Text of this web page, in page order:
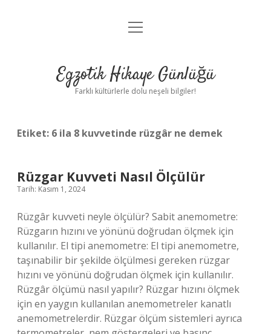
Anasayfa
Yasal Uyarı
menüyü
Egzotik Hikaye Günlüğü
Farklı kültürlerle dolu neşeli bilgiler!
Etiket: 6 ila 8 kuvvetinde rüzgâr ne demek
Rüzgar Kuvveti Nasıl Ölçülür
Tarih: Kasım 1, 2024
Rüzgâr kuvveti neyle ölçülür? Sabit anemometre:
Rüzgarın hızını ve yönünü doğrudan ölçmek için
kullanılır. El tipi anemometre: El tipi anemometre,
taşınabilir bir şekilde ölçülmesi gereken rüzgar
hızını ve yönünü doğrudan ölçmek için kullanılır.
Rüzgâr ölçümü nasıl yapılır? Rüzgar hızını ölçmek
için en yaygın kullanılan anemometreler kanatlı
anemometrelerdir. Rüzgar ölçüm sistemleri ayrıca